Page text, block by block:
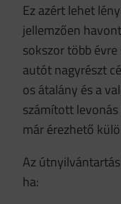
Ez azért lehet
jellemzően
sokszor több
autót nagyrészt
os átalány és a
számított
már érezhető
Az
ha: